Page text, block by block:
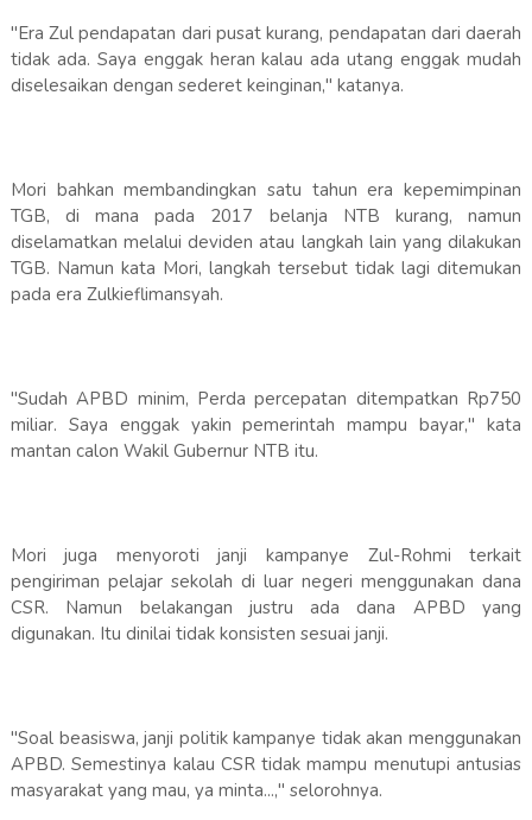
"Era Zul pendapatan dari pusat kurang, pendapatan dari daerah
tidak ada. Saya enggak heran kalau ada utang enggak mudah
diselesaikan dengan sederet keinginan," katanya.
Mori bahkan membandingkan satu tahun era kepemimpinan
TGB, di mana pada 2017 belanja NTB kurang, namun
diselamatkan melalui deviden atau langkah lain yang dilakukan
TGB. Namun kata Mori, langkah tersebut tidak lagi ditemukan
pada era Zulkieflimansyah.
"Sudah APBD minim, Perda percepatan ditempatkan Rp750
miliar. Saya enggak yakin pemerintah mampu bayar," kata
mantan calon Wakil Gubernur NTB itu.
Mori juga menyoroti janji kampanye Zul-Rohmi terkait
pengiriman pelajar sekolah di luar negeri menggunakan dana
CSR. Namun belakangan justru ada dana APBD yang
digunakan. Itu dinilai tidak konsisten sesuai janji.
"Soal beasiswa, janji politik kampanye tidak akan menggunakan
APBD. Semestinya kalau CSR tidak mampu menutupi antusias
masyarakat yang mau, ya minta...," selorohnya.